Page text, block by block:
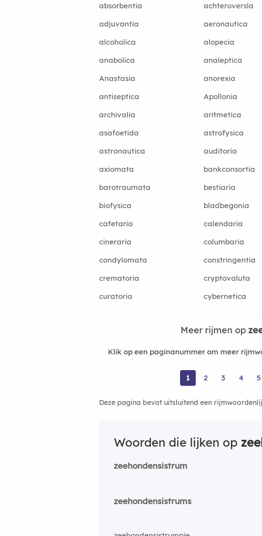
absorbentia achteroversla
adjuvantia
aeronautica
alcoholica
alopecia
anabolica
analeptica
Anastasia
anorexia
antiseptica
Apollonia
archivalia
aritmetica
asafoetida
astrofysica
astronautica
auditoria
axiomata
bankconsortia
barotraumata
bestiaria
biofysica
bladbegonia
cafetaria
calendaria
cineraria
columbaria
condylomata
constringentia
crematoria
cryptovaluta
curatoria
cybernetica
Meer rijmen op
Klik op een paginanummer om meer
1 2 3 4 5
Deze pagina bevat uitsluitend een
Woorden die lijken op
zeehondensistrum
zeehondensistrums